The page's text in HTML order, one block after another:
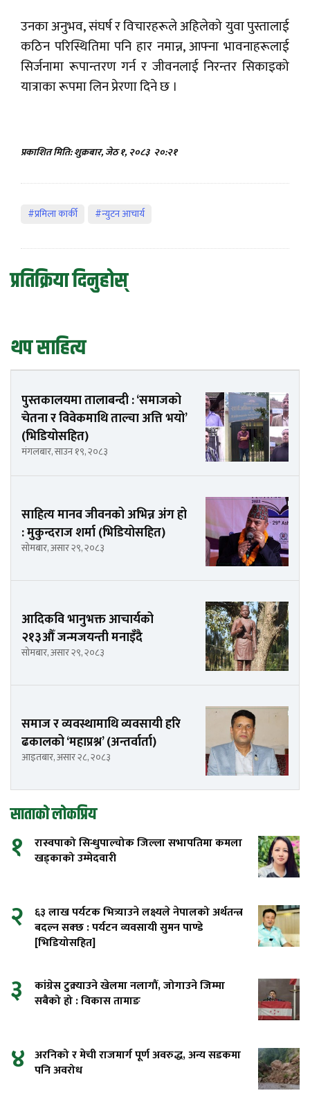
उनका अनुभव, संघर्ष र विचारहरूले अहिलेको युवा पुस्तालाई
कठिन परिस्थितिमा पनि हार नमान्न, आफ्ना भावनाहरूलाई
सिर्जनामा रूपान्तरण गर्न र जीवनलाई निरन्तर सिकाइको
यात्राका रूपमा लिन प्रेरणा दिने छ ।
प्रकाशित मिति: शुक्रबार, जेठ १, २०८३ २०:२१
#प्रमिला कार्की #न्युटन आचार्य
प्रतिक्रिया दिनुहोस्
थप साहित्य
पुस्तकालयमा तालाबन्दी : ‘समाजको
चेतना र विवेकमाथि ताल्चा अत्ति भयो’
(भिडियोसहित)
मंगलबार, साउन १९, २०८३
साहित्य मानव जीवनको अभिन्न अंग हो
: मुकुन्दराज शर्मा (भिडियोसहित)
सोमबार, असार २९, २०८३
आदिकवि भानुभक्त आचार्यको
२१३औँ जन्मजयन्ती मनाइँदै
सोमबार, असार २९, २०८३
समाज र व्यवस्थामाथि व्यवसायी हरि
ढकालको ‘महाप्रश्न’ (अन्तर्वार्ता)
आइतबार, असार २८, २०८३
साताको लोकप्रिय
१
रास्वपाको सिन्धुपाल्चोक जिल्ला सभापतिमा कमला
खड्काको उम्मेदवारी
२
६३ लाख पर्यटक भित्र्याउने लक्ष्यले नेपालको अर्थतन्त्र
बदल्न सक्छ : पर्यटन व्यवसायी सुमन पाण्डे
[भिडियोसहित]
३
कांग्रेस टुक्र्याउने खेलमा नलागौं, जोगाउने जिम्मा
सबैको हो : विकास तामाङ
४ अरनिको र मेची राजमार्ग पूर्ण अवरुद्ध, अन्य सडकमा
पनि अवरोध